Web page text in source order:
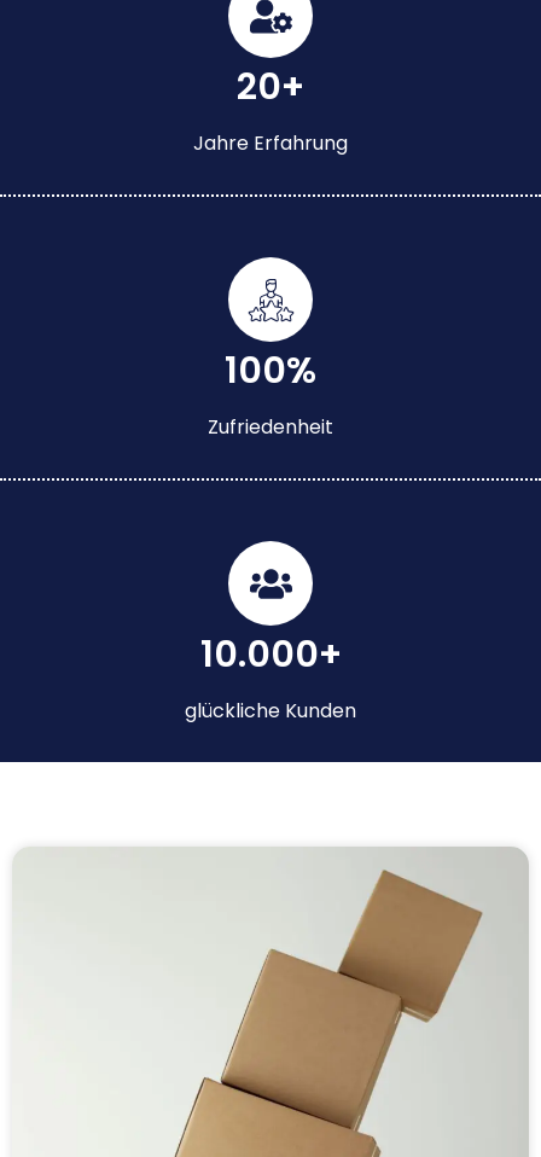
20+
Jahre Erfahrung
100%
Zufriedenheit
10.000+
glückliche Kunden